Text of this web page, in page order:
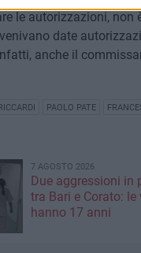
le autorizzazioni, non
date
anche il
PAOLO PATE
7 AGOSTO 2026
Due aggressioni in
tra Bari e Corato: le
hanno 17 anni